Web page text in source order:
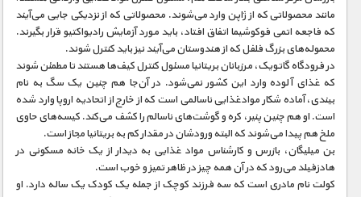
مانند محصولاتی که از ژاپن وارد می‌شوند. محصولاتی که از نزدیکی جایی می‌آیند
که فاجعه اتمی فوکوشیما اتفاق افتاد، باید مورد آزمایش رادیواکتیو قرار بگیرند.
محموله‌های بزرگ فلفل که از هندوستان می‌آیند نیز باید کنترل شوند.
در فرودگاه گاتویک، مرزبانان بریتانیا مسئول کنترل کیف‌ها هستند تا مطمئن شوند
که غذای آلوده وارد این کشور نمی‌شود. در آن‌جا هم چنین یک سگ به نام
بیندی، آماده شکار موادغذایی ناسالمی است که از خارج از اتحادیه اروپا وارد شده
است. او هم چنین پنیر، کره و گوشت‌های ناسالم را کشف می‌کند. کیسه‌های حاوی
ملخ هم پیدا می‌شوند که البته ورودشان در مقدار کم به بریتانیا مجاز است.
بن میلیگان، بازرس و کار‌شناس مواد غذایی به دیدار از یک خانه مسکونی در
هادزفیلد می‌رود که در آن همه چیز در ظاهر تمیز و خوب است.
کولت نام مادری است که سه فرزند کوچک از جمله یک کودک یک ساله دارد. او